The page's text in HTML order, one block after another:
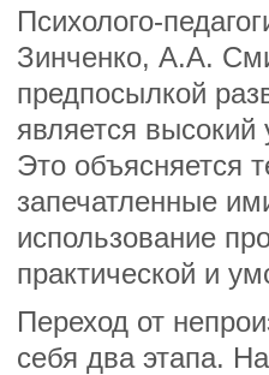
Психолого-
Зинченко, А.А.
предпосылкой
является высокий
Это объясняется
запечатленные
использование
практической и
Переход от
себя два этапа.